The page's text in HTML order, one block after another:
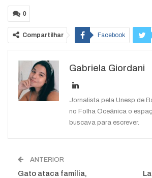
0
Compartilhar Facebook
WhatsApp
Gabriela Giordani
Jornalista pela Unesp de
no Folha Oceânica o
buscava para escrever.
ANTERIOR
Gato ataca família,